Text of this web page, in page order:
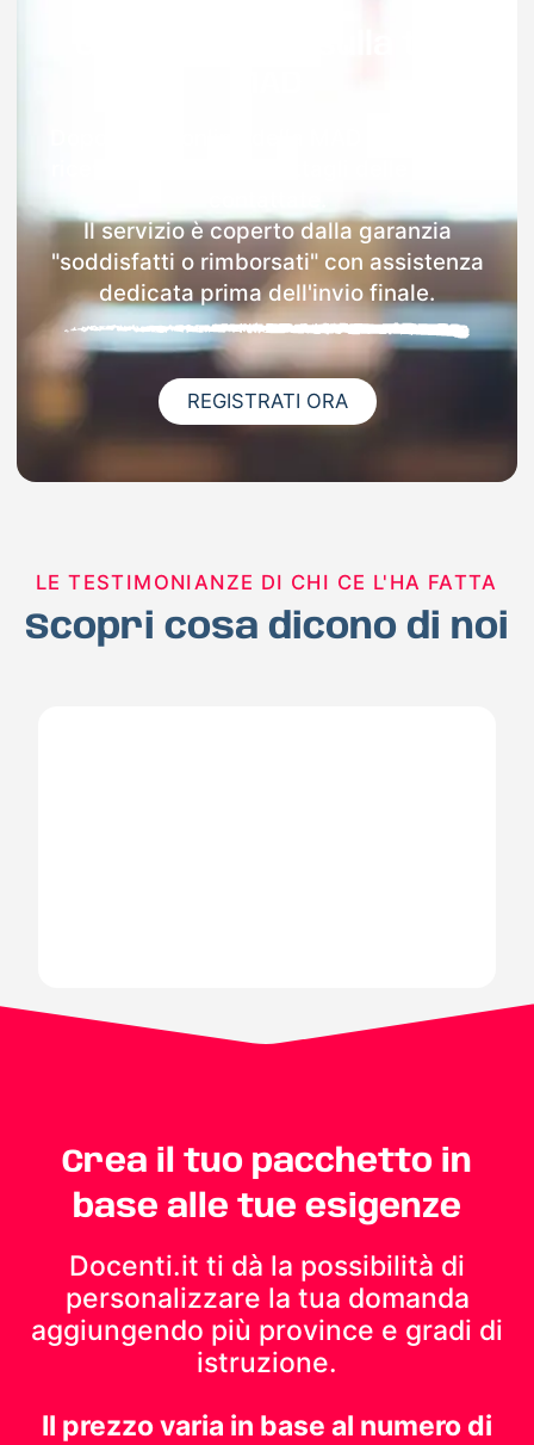
Il servizio è coperto dalla garanzia
"soddisfatti o rimborsati" con assistenza
dedicata prima dell'invio finale.
REGISTRATI ORA
LE TESTIMONIANZE DI CHI CE L'HA FATTA
Scopri cosa dicono di noi
Crea il tuo pacchetto in
base alle tue esigenze
Docenti.it ti dà la possibilità di
personalizzare la tua domanda
aggiungendo più province e gradi di
istruzione.
Il prezzo varia in base al numero di